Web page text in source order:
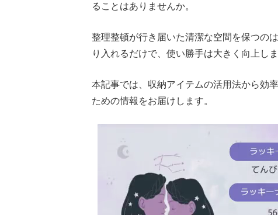
ることはありませんか。
整理整頓が行き届いた清潔な空間を保つの
り入れるだけで、使い勝手は大きく向上しま
本記事では、収納アイテムの活用法から効
ための情報をお届けします。